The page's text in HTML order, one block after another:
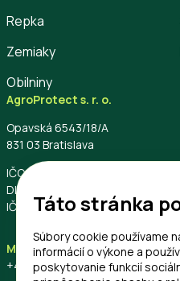
AgroProtect s. r. o.
Opavská 6543/18/A
831 03 Bratislava
IČO: 56796544
DIČ: 2122453740
IČ DPH: SK2122453740
Mobil
+421 33 557 1300
Email
Repka
Zemiaky
Obilniny
Táto stránka
Súbory cookie používame
informácií o výkone a
poskytovanie funkcií